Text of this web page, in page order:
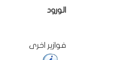
الورود
فوازير اخرى